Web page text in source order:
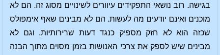
בגישה. רוב נושאי התפקידים עיוורים לשינויים מסוג זה. הם לא
מוכנים ואינם יודעים מה לעשות. הם לא מבינים שאף אימפולס
שכזה הוא לא חזק מספיק כנגד דעות שרירותיות, וגם לא
מבינים שיש לספק את צרכי האנושות בזמן מסוים מתוך הבנה